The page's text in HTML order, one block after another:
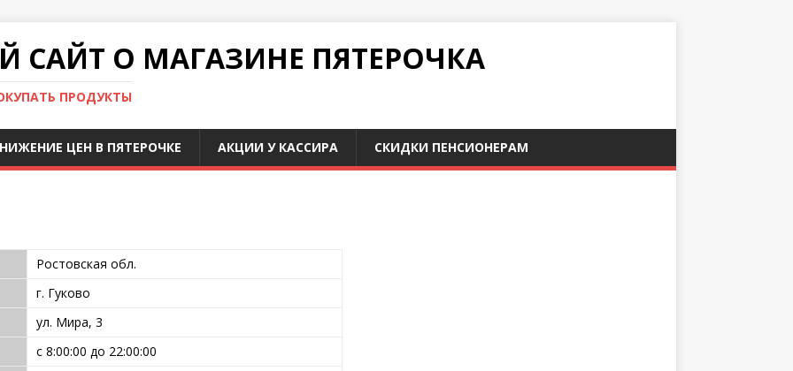
О МАГАЗИНЕ ПЯТЕРОЧКА
ПРОДУКТЫ
ЦЕН В ПЯТЕРОЧКЕ АКЦИИ У КАССИРА СКИДКИ ПЕНСИОНЕРАМ
Ростовская обл.
г. Гуково
ул. Мира, 3
с 8:00:00 до 22:00:00